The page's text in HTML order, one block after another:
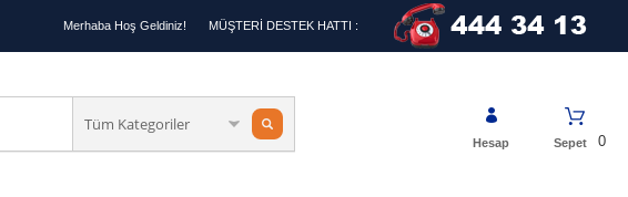
Merhaba Hoş Geldiniz! MÜŞTERİ DESTEK HATTI :
0
Sepet
Hesap